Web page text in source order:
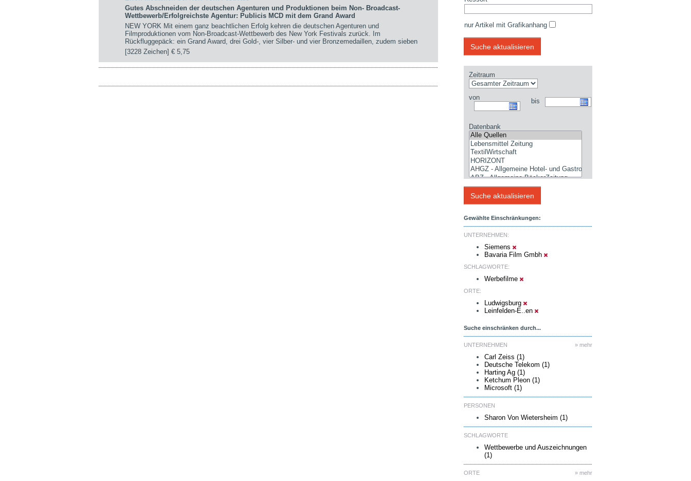
Gutes Abschneiden der deutschen Agenturen und Produktionen beim Non- Broadcast-
Wettbewerb/Erfolgreichste Agentur: Publicis MCD mit dem Grand Award
NEW YORK Mit einem ganz beachtlichen Erfolg kehren die deutschen Agenturen und
Filmproduktionen vom Non-Broadcast-Wettbewerb des New York Festivals zurück. Im
Rückfluggepäck: ein Grand Award, drei Gold-, vier Silber- und vier Bronzemedaillen, zudem sieben
[3228 Zeichen]€ 5,75
nur Artikel mit Grafikanhang
Zeitraum
von bis
Datenbank
Gewählte Einschränkungen:
UNTERNEHMEN:
Siemens
Bavaria Film Gmbh
SCHLAGWORTE:
Werbefilme
ORTE:
Ludwigsburg
Leinfelden-E..en
Suche einschränken durch...
» mehr
UNTERNEHMEN
Carl Zeiss (1)
Deutsche Telekom (1)
Harting Ag (1)
Ketchum Pleon (1)
Microsoft (1)
PERSONEN
Sharon Von Wietersheim (1)
SCHLAGWORTE
Wettbewerbe und Auszeichnungen
(1)
» mehr
ORTE